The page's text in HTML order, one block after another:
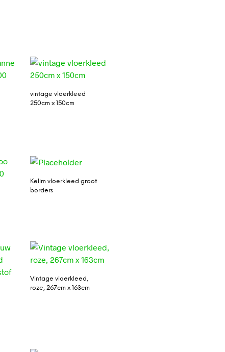
vintage vloerkleed
250cm x 150cm
Kelim vloerkleed groot
borders
Vintage vloerkleed,
roze, 267cm x 163cm